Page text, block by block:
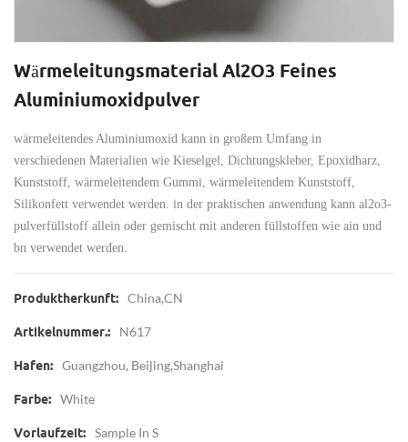
Wärmeleitungsmaterial Al2O3 Feines
Aluminiumoxidpulver
wärmeleitendes Aluminiumoxid kann in großem Umfang in
verschiedenen Materialien wie Kieselgel, Dichtungskleber, Epoxidharz,
Kunststoff, wärmeleitendem Gummi, wärmeleitendem Kunststoff,
Silikonfett verwendet werden. in der praktischen anwendung kann al2o3-
pulverfüllstoff allein oder gemischt mit anderen füllstoffen wie ain und
bn verwendet werden.
Produktherkunft: China,CN
Artikelnummer.: N617
Hafen: Guangzhou, Beijing,Shanghai
Farbe: White
Vorlaufzeit: Sample In S